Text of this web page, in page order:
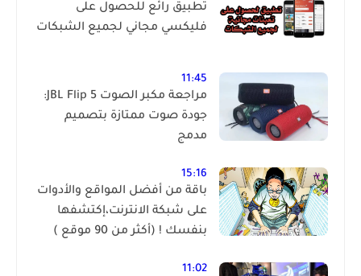
تطبيق رائع للحصول على
فليكسي مجاني لجميع الشبكات
11:45
مراجعة مكبر الصوت JBL Flip 5:
جودة صوت ممتازة بتصميم
مدمج
15:16
باقة من أفضل المواقع والأدوات
على شبكة الانترنت،إكتشفها
بنفسك ! (أكثر من 90 موقع )
11:02